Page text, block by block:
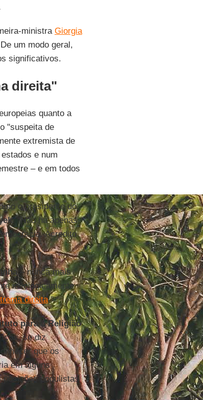
ministra Giorgia
um modo geral,
significativos.
direita"
quanto a
"suspeita de
extremista de
e num
– e em todos
o presidente do
. "Não há apenas
Acredito
– nunca mais
ideologicamente
direita."
para a Religião
se diz
que os
em alguns
posições populistas